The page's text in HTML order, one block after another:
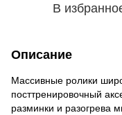
В
Описание
Массивные ролики
посттренировочный
разминки и разогрева